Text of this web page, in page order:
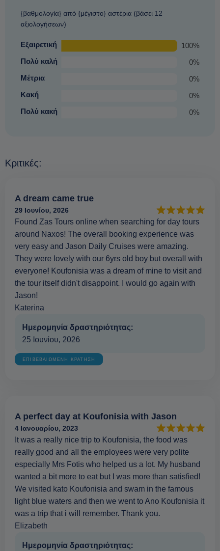
{βαθμολογία} από {μέγιστο} αστέρια (βάσει 12
αξιολογήσεων)
Εξαιρετική
100%
Πολύ καλή
0%
Μέτρια
0%
Κακή
0%
Πολύ κακή
0%
Κριτικές:
A dream came true
29 Ιουνίου, 2026
Found Zas Tours online when searching for day tours
around Naxos! The overall booking experience was
very easy and Jason Daily Cruises were amazing.
They were lovely with our 6yrs old boy but overall with
everyone! Koufonisia was a dream of mine to visit and
the tour itself didn't disappoint. I would go again with
Jason!
Katerina
Ημερομηνία δραστηριότητας:
25 Ιουνίου, 2026
ΕΠΙΒΕΒΑΙΩΜΕΝΗ ΚΡΑΤΗΣΗ
A perfect day at Koufonisia with Jason
4 Ιανουαρίου, 2023
It was a really nice trip to Koufonisia, the food was
really good and all the employees were very polite
especially Mrs Fotis who helped us a lot. My husband
wanted a bit more to eat but I was more than satisfied!
We visited kato Koufonisia and swam in the famous
light blue waters and then we went to Ano Koufonisia it
was a trip that i will remember. Thank you.
Elizabeth
Ημερομηνία δραστηριότητας: